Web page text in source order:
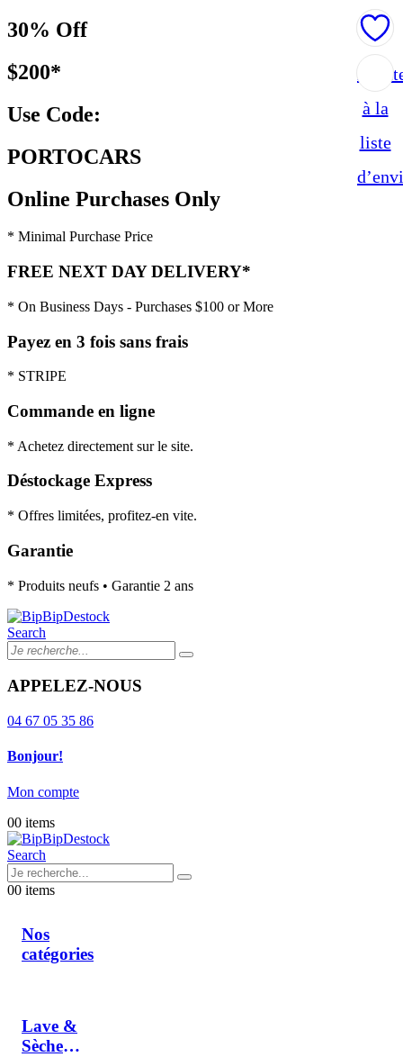
30% Off
$200*
Use Code:
PORTOCARS
Online Purchases Only
* Minimal Purchase Price
FREE NEXT DAY DELIVERY*
* On Business Days - Purchases $100 or More
Payez en 3 fois sans frais
* STRIPE
Commande en ligne
* Achetez directement sur le site.
Déstockage Express
* Offres limitées, profitez-en vite.
Garantie
* Produits neufs • Garantie 2 ans
Search
APPELEZ-NOUS
04 67 05 35 86
Bonjour!
Mon compte
00 items
Search
00 items
Nos
catégories
Lave &
Sèche
à la
liste